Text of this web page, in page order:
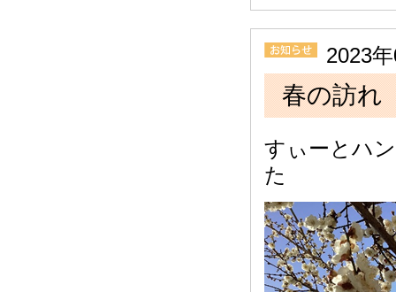
2023
春の訪れ
すぃーとハ
た